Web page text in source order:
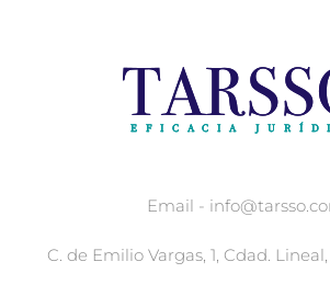
Email -
C. de Emilio Vargas, 1, Cdad.